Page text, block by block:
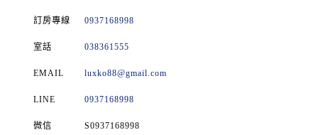
訂房專線 0937168998
室話 038361555
EMAIL luxko88@gmail.com
LINE 0937168998
微信 S0937168998